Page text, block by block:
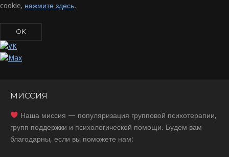
cookie, нажмите здесь.
OK
МИССИЯ
Наша миссия — популяризация групповой психотерапии,
групп поддержки и психологической помощи. Будем вам
благодарны, если вы поможете нам: